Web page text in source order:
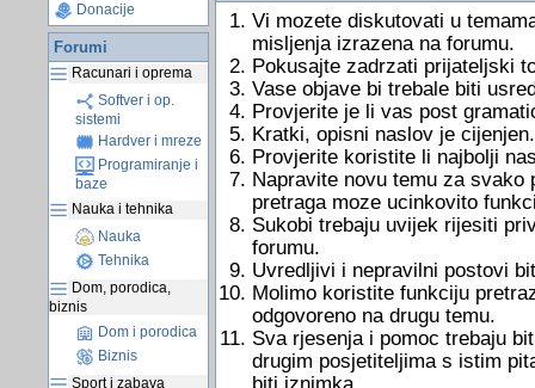
Donacije
Forumi
Racunari i oprema
Softver i op.
sistemi
Hardver i mreze
Programiranje i
baze
Nauka i tehnika
Nauka
Tehnika
Dom, porodica,
biznis
Dom i porodica
Biznis
Sport i zabava
Vi mozete diskutovati u
misljenja izrazena na forumu.
Pokusajte zadrzati prijateljski
Vase objave bi trebale biti
Provjerite je li vas post
Kratki, opisni naslov je cijenjen.
Provjerite koristite li najbolji
Napravite novu temu za
pretraga moze ucinkovito
Sukobi trebaju uvijek rijesiti
forumu.
Uvredljivi i nepravilni postovi
Molimo koristite funkciju
odgovoreno na drugu temu.
Sva rjesenja i pomoc trebaju
drugim posjetiteljima s istim
biti iznimka.